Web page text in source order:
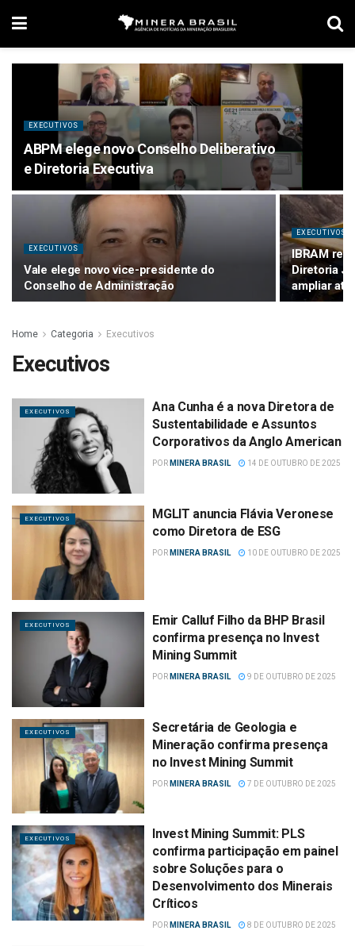
EXECUTIVOS
ABPM elege novo Conselho Deliberativo
e Diretoria Executiva
EXECUTIVOS
Vale elege novo vice-presidente do
Conselho de Administração
EXECUTIVOS
IBRAM
Diretoria
ampliar
Home Categoria Executivos
Executivos
EXECUTIVOS
Ana Cunha é a nova Diretora de
Sustentabilidade e Assuntos
Corporativos da Anglo American
POR MINERA BRASIL 14 DE OUTUBRO DE 2025
EXECUTIVOS
MGLIT anuncia Flávia Veronese
como Diretora de ESG
POR MINERA BRASIL 10 DE OUTUBRO DE 2025
EXECUTIVOS
Emir Calluf Filho da BHP Brasil
confirma presença no Invest
Mining Summit
POR MINERA BRASIL 9 DE OUTUBRO DE 2025
EXECUTIVOS
Secretária de Geologia e
Mineração confirma presença
no Invest Mining Summit
POR MINERA BRASIL 7 DE OUTUBRO DE 2025
EXECUTIVOS
Invest Mining Summit: PLS
confirma participação em painel
sobre Soluções para o
Desenvolvimento dos Minerais
Críticos
POR MINERA BRASIL 8 DE OUTUBRO DE 2025